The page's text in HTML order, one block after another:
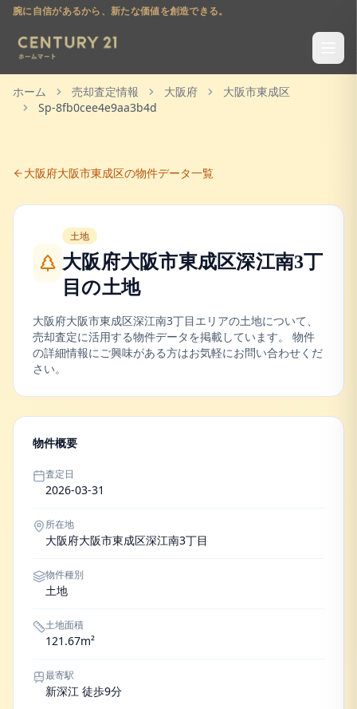
腕に自信があるから、新たな価値を創造できる。
ホーム 売却査定情報 大阪府
大阪市東成区
Sp-8fb0cee4e9aa3b4d
大阪府大阪市東成区の物件データ一覧
土地
大阪府大阪市東成区深江南3丁
目 の土地
大阪府大阪市東成区深江南3丁目エリアの土地について、
売却査定に活用する物件データを掲載しています。 物件
の詳細情報にご興味がある方はお気軽にお問い合わせくだ
さい。
物件概要
査定日
2026-03-31
所在地
大阪府大阪市東成区深江南3丁目
物件種別
土地
土地面積
121.67m²
最寄駅
新深江 徒歩9分